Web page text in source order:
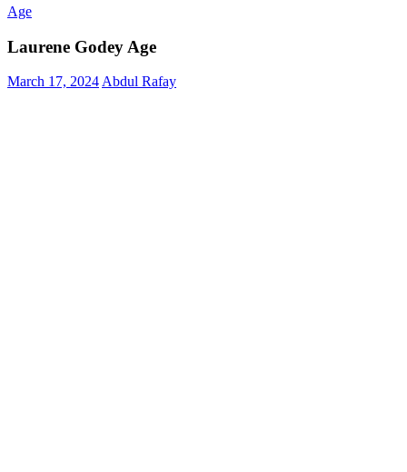
Age
Laurene Godey Age
March 17, 2024Abdul Rafay